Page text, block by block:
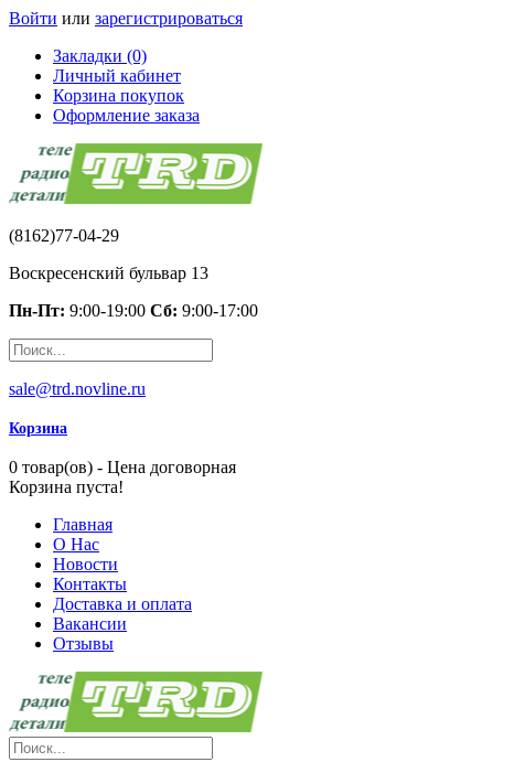
Войти или зарегистрироваться
Закладки (0)
Личный кабинет
Корзина покупок
Оформление заказа
(8162)77-04-29
Воскресенский бульвар 13
Пн-Пт: 9:00-19:00 Сб: 9:00-17:00
sale@trd.novline.ru
Корзина
0 товар(ов) - Цена договорная
Корзина пуста!
Главная
О Нас
Новости
Контакты
Доставка и оплата
Вакансии
Отзывы